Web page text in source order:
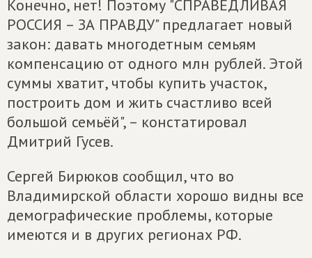
Конечно, нет! Поэтому "СПРАВЕДЛИВАЯ
РОССИЯ – ЗА ПРАВДУ" предлагает новый
закон: давать многодетным семьям
компенсацию от одного млн рублей. Этой
суммы хватит, чтобы купить участок,
построить дом и жить счастливо всей
большой семьёй", – констатировал
Дмитрий Гусев.
Сергей Бирюков сообщил, что во
Владимирской области хорошо видны все
демографические проблемы, которые
имеются и в других регионах РФ.